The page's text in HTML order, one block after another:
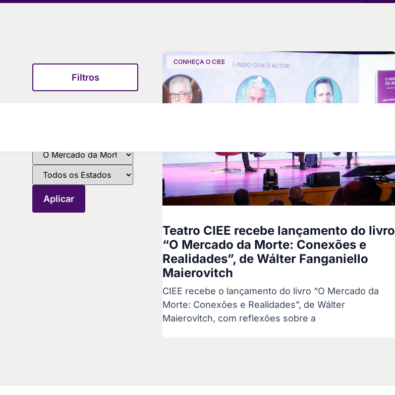
Filtros
CONHEÇA O CIEE
Teatro CIEE recebe lançamento do livro
“O Mercado da Morte: Conexões e
Realidades”, de Wálter Fanganiello
Maierovitch
CIEE recebe o lançamento do livro “O Mercado da
Morte: Conexões e Realidades”, de Wálter
Maierovitch, com reflexões sobre a